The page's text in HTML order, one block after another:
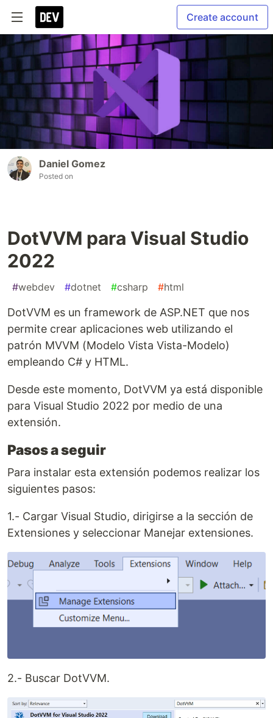
Create account
Daniel Gomez
Posted on
DotVVM para Visual Studio
2022
#webdev #dotnet #csharp #html
DotVVM es un framework de ASP.NET que nos
permite crear aplicaciones web utilizando el
patrón MVVM (Modelo Vista Vista-Modelo)
empleando C# y HTML.
Desde este momento, DotVVM ya está disponible
para Visual Studio 2022 por medio de una
extensión.
Pasos a seguir
Para instalar esta extensión podemos realizar los
siguientes pasos:
1.- Cargar Visual Studio, dirigirse a la sección de
Extensiones y seleccionar Manejar extensiones.
2.- Buscar DotVVM.